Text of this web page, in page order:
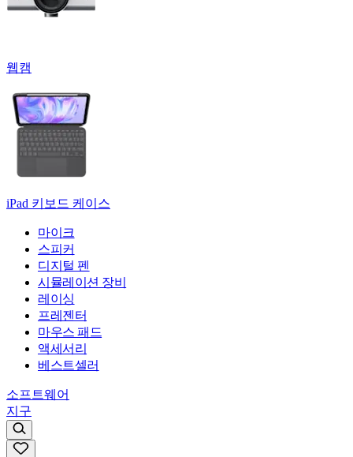
웹캠
iPad 키보드 케이스
마이크
스피커
디지털 펜
시뮬레이션 장비
레이싱
프레젠터
마우스 패드
액세서리
베스트셀러
소프트웨어
지구